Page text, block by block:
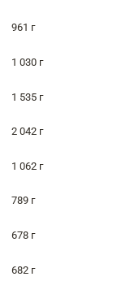
961 г
1 030 г
1 535 г
2 042 г
1 062 г
789 г
678 г
682 г